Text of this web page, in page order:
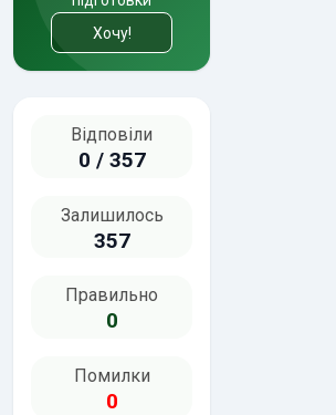
Хочу!
Відповіли
0 / 357
Залишилось
357
Правильно
0
Помилки
0